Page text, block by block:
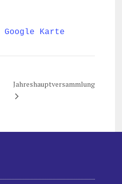
Google Karte
Jahreshauptversammlung